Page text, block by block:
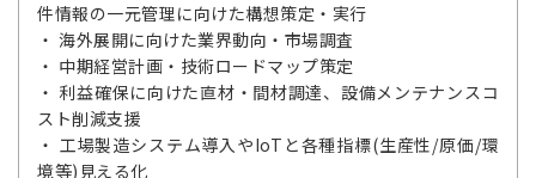
件情報の一元管理に向けた構想策定・実行
・ 海外展開に向けた業界動向・市場調査
・ 中期経営計画・技術ロードマップ策定
・ 利益確保に向けた直材・間材調達、設備メンテナンスコ
スト削減支援
・ 工場製造システム導入やIoTと各種指標(生産性/原価/環
境等)見える化